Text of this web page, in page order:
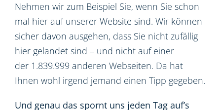
Nehmen wir zum Beispiel Sie, wenn Sie schon
mal hier auf unserer Website sind. Wir können
sicher davon ausgehen, dass Sie nicht zufällig
hier gelandet sind – und nicht auf einer
der 1.839.999 anderen Webseiten. Da hat
Ihnen wohl irgend jemand einen Tipp gegeben.
Und genau das spornt uns jeden Tag auf’s